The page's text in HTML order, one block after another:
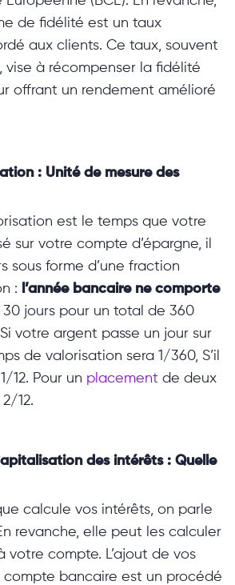
de fidélité est un taux
aux clients. Ce taux, souvent
vise à récompenser la fidélité
offrant un rendement amélioré
: Unité de mesure des
est le temps que votre
sur votre compte d’épargne, il
sous forme d’une fraction
: l’année bancaire ne comporte
jours pour un total de 360
votre argent passe un jour sur
de valorisation sera 1/360, S’il
12. Pour un placement de deux
12.
des intérêts : Quelle
calcule vos intérêts, on parle
revanche, elle peut les calculer
votre compte. L’ajout de vos
compte bancaire est un procédé